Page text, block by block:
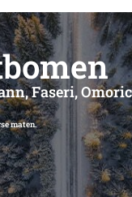
Faseri,
maten.